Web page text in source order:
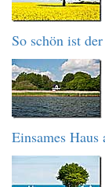
So schön ist
Einsames Haus